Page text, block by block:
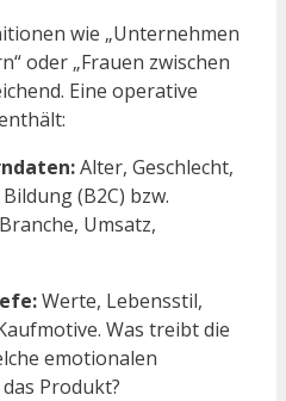
wie „Unternehmen
oder „Frauen zwischen
Eine operative
Alter, Geschlecht,
(B2C) bzw.
Umsatz,
Werte, Lebensstil,
Was treibt die
emotionalen
Produkt?